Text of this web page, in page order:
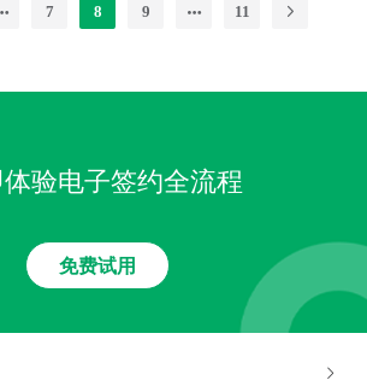
7 8 9 11
验电子签约全流程
免费试用